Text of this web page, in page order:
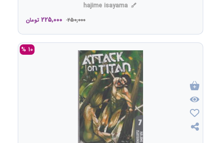
hajime isayama
250,000
225,000 تومان
10 %